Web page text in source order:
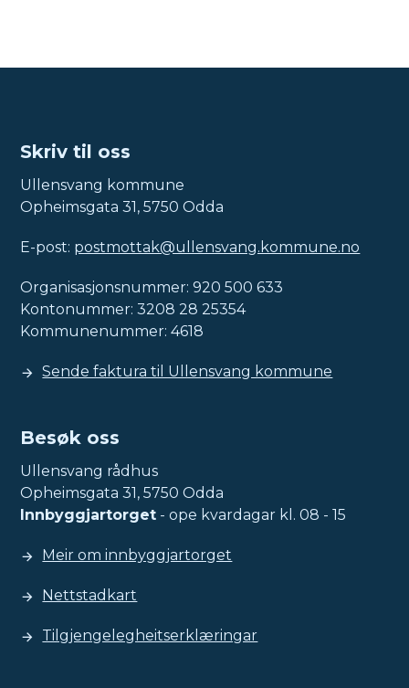
Skriv til oss
Ullensvang kommune
Opheimsgata 31, 5750 Odda
E-post: postmottak@ullensvang.kommune.no
Organisasjonsnummer: 920 500 633
Kontonummer: 3208 28 25354
Kommunenummer: 4618
Sende faktura til Ullensvang kommune
Besøk oss
Ullensvang rådhus
Opheimsgata 31, 5750 Odda
Innbyggjartorget - ope kvardagar kl. 08 - 15
Meir om innbyggjartorget
Nettstadkart
Tilgjengelegheitserklæringar